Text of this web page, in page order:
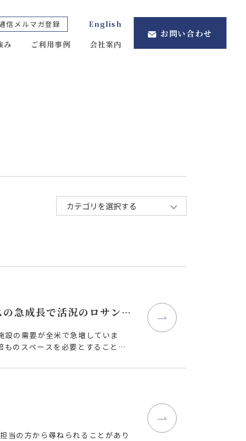
信メルマガ登録 English
み ご利用事例 会社案内
お問い合わせ
急成長で活況のロサンゼ
の需要が全米で急増していま
のスペースを必要とすることも
当の方から尋ねられることがあり